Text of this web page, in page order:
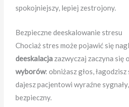
spokojniejszy, lepiej zestrojony.
Bezpieczne deeskalowanie stresu
Chociaż stres może pojawić się
deeskalacja zazwyczaj zaczyna się
wyborów: obniżasz głos,
dajesz pacjentowi wyraźne
bezpieczny.